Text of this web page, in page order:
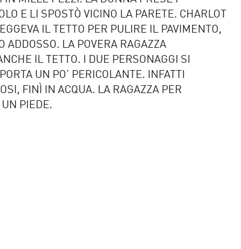
E LI SPOSTÒ VICINO LA PARETE. CHARLOT
IL TETTO PER PULIRE IL PAVIMENTO,
ADDOSSO. LA POVERA RAGAZZA
IL TETTO. I DUE PERSONAGGI SI
UN PO’ PERICOLANTE. INFATTI
FINÌ IN ACQUA. LA RAGAZZA PER
PIEDE.